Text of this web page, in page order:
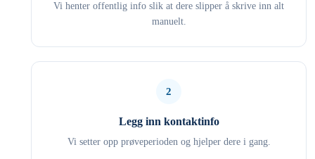
Vi henter offentlig info slik at dere slipper å skrive inn alt
manuelt.
2
Legg inn kontaktinfo
Vi setter opp prøveperioden og hjelper dere i gang.